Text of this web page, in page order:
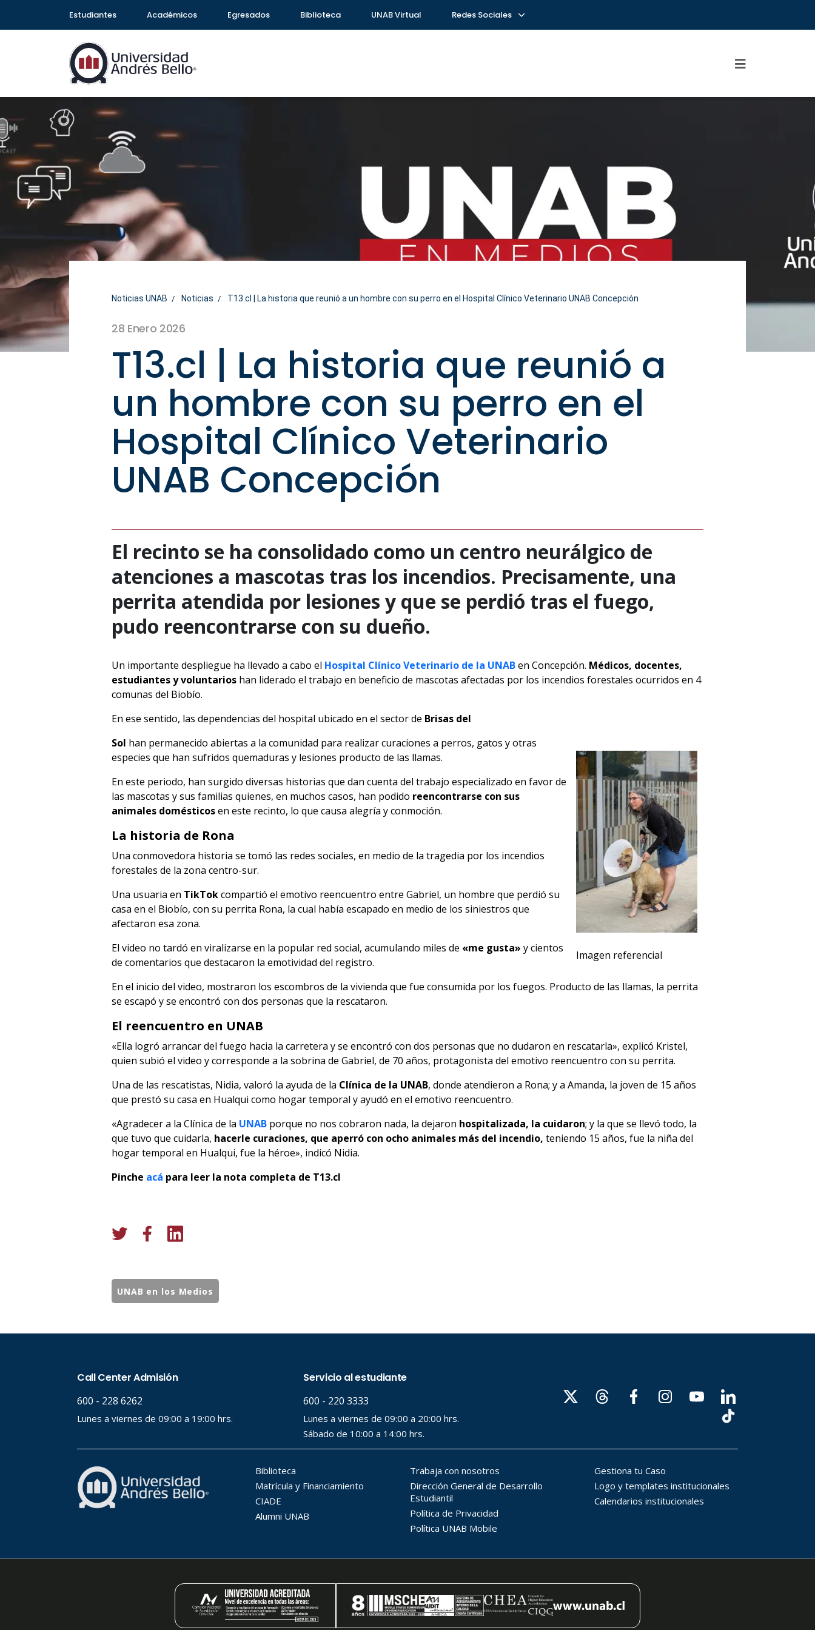
Estudiantes Académicos Egresados Biblioteca UNAB Virtual Redes Sociales
Noticias UNAB Noticias T13.cl | La historia que reunió a un hombre con su perro en el Hospital Clínico Veterinario UNAB Concepción
28 Enero 2026
T13.cl | La historia que reunió a
un hombre con su perro en el
Hospital Clínico Veterinario
UNAB Concepción
El recinto se ha consolidado como un centro neurálgico de
atenciones a mascotas tras los incendios. Precisamente, una
perrita atendida por lesiones y que se perdió tras el fuego,
pudo reencontrarse con su dueño.
Un importante despliegue ha llevado a cabo el Hospital Clínico Veterinario de la UNABen Concepción. Médicos, docentes,
estudiantes y voluntarios han liderado el trabajo en beneficio de mascotas afectadas por los incendios forestales ocurridos en 4
comunas del Biobío.
En ese sentido, las dependencias del hospital ubicado en el sector de Brisas del
Imagen referencial
Sol han permanecido abiertas a la comunidad para realizar curaciones a perros, gatos y otras
especies que han sufridos quemaduras y lesiones producto de las llamas.
En este periodo, han surgido diversas historias que dan cuenta del trabajo especializado en favor de
las mascotas y sus familias quienes, en muchos casos, han podido reencontrarse con sus
animales domésticosen este recinto, lo que causa alegría y conmoción.
La historia de Rona
Una conmovedora historia se tomó las redes sociales, en medio de la tragedia por los incendios
forestales de la zona centro-sur.
Una usuaria en TikTokcompartió el emotivo reencuentro entre Gabriel, un hombre que perdió su
casa en el Biobío, con su perrita Rona, la cual había escapado en medio de los siniestros que
afectaron esa zona.
El video no tardó en viralizarse en la popular red social, acumulando miles de «me gusta» y cientos
de comentarios que destacaron la emotividad del registro.
En el inicio del video, mostraron los escombros de la vivienda que fue consumida por los fuegos. Producto de las llamas, la perrita
se escapó y se encontró con dos personas que la rescataron.
El reencuentro en UNAB
«Ella logró arrancar del fuego hacia la carretera y se encontró con dos personas que no dudaron en rescatarla», explicó Kristel,
quien subió el video y corresponde a la sobrina de Gabriel, de 70 años, protagonista del emotivo reencuentro con su perrita.
Una de las rescatistas, Nidia, valoró la ayuda de la Clínica de la UNAB, donde atendieron a Rona; y a Amanda, la joven de 15 años
que prestó su casa en Hualqui como hogar temporal y ayudó en el emotivo reencuentro.
«Agradecer a la Clínica de la UNAB porque no nos cobraron nada, la dejaron hospitalizada, la cuidaron; y la que se llevó todo, la
que tuvo que cuidarla, hacerle curaciones, que aperró con ocho animales más del incendio, teniendo 15 años, fue la niña del
hogar temporal en Hualqui, fue la héroe», indicó Nidia.
Pinche acá para leer la nota completa de T13.cl
UNAB en los Medios